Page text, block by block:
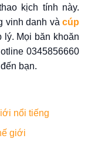
kịch tính này.
vinh danh và cúp
Mọi băn khoăn
0345856660
bạn.
nổi tiếng
giới